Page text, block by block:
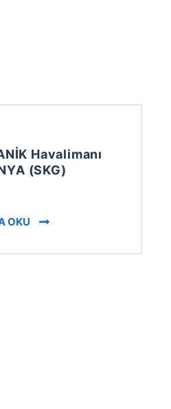
(MACEDONIA) GREECE
Havalimanı
(SKG)
OKU THE NEW THESSALONIKI